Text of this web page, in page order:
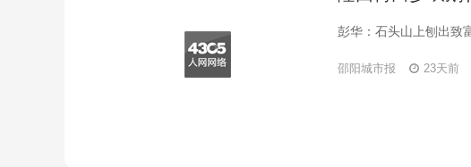
彭华：石头山上刨出致
邵阳城市报 23天前